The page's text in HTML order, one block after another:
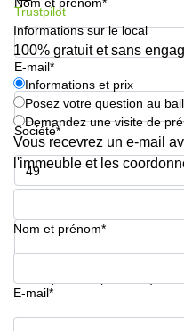
E-mail*
Société*
Numéro de téléphone*
Trustpilot
Informations sur le local
100% gratuit et sans
Informations et prix
Posez votre question au
Demandez une visite de
Vous recevrez un e-mail
l'immeuble et les
Nom et prénom*
E-mail*
Informations et prix